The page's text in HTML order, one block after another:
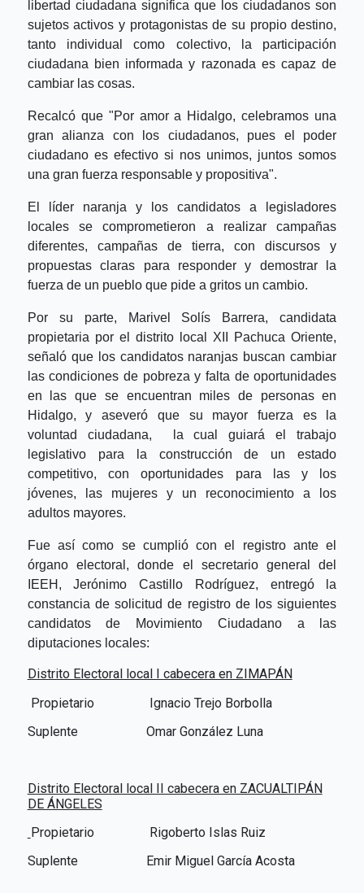
libertad ciudadana significa que los ciudadanos son
sujetos activos y protagonistas de su propio destino,
tanto individual como colectivo, la participación
ciudadana bien informada y razonada es capaz de
cambiar las cosas.
Recalcó que "Por amor a Hidalgo, celebramos una
gran alianza con los ciudadanos, pues el poder
ciudadano es efectivo si nos unimos, juntos somos
una gran fuerza responsable y propositiva".
El líder naranja y los candidatos a legisladores
locales se comprometieron a realizar campañas
diferentes, campañas de tierra, con discursos y
propuestas claras para responder y demostrar la
fuerza de un pueblo que pide a gritos un cambio.
Por su parte, Marivel Solís Barrera, candidata
propietaria por el distrito local XII Pachuca Oriente,
señaló que los candidatos naranjas buscan cambiar
las condiciones de pobreza y falta de oportunidades
en las que se encuentran miles de personas en
Hidalgo, y aseveró que su mayor fuerza es la
voluntad ciudadana, la cual guiará el trabajo
legislativo para la construcción de un estado
competitivo, con oportunidades para las y los
jóvenes, las mujeres y un reconocimiento a los
adultos mayores.
Fue así como se cumplió con el registro ante el
órgano electoral, donde el secretario general del
IEEH, Jerónimo Castillo Rodríguez, entregó la
constancia de solicitud de registro de los siguientes
candidatos de Movimiento Ciudadano a las
diputaciones locales:
Distrito Electoral local I cabecera en ZIMAPÁN
Propietario
Ignacio Trejo Borbolla
Suplente Omar González Luna
Distrito Electoral local II cabecera en ZACUALTIPÁN
DE ÁNGELES
Propietario
Rigoberto Islas Ruiz
Suplente Emir Miguel García Acosta